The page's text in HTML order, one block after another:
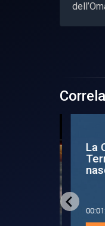
La